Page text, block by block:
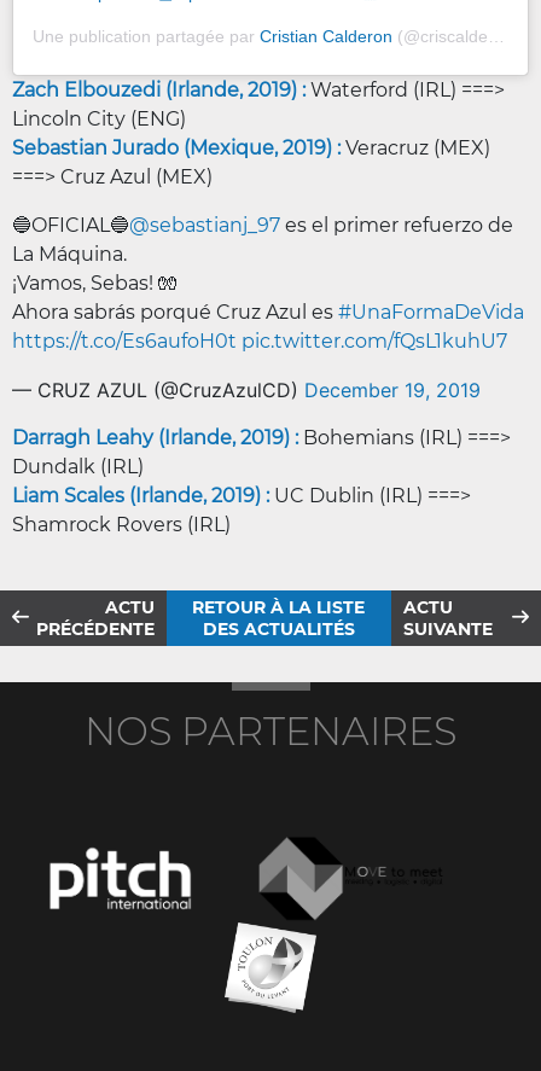
Une publication partagée par Cristian Calderon (@criscalderon26) le
Zach Elbouzedi (Irlande, 2019) : Waterford (IRL) ===>
Lincoln City (ENG)
Sebastian Jurado (Mexique, 2019) :Veracruz (MEX)
===> Cruz Azul (MEX)
🔵OFICIAL🔵@sebastianj_97 es el primer refuerzo de
La Máquina.
¡Vamos, Sebas! 🧤
Ahora sabrás porqué Cruz Azul es #UnaFormaDeVida
https://t.co/Es6aufoH0t pic.twitter.com/fQsL1kuhU7
— CRUZ AZUL (@CruzAzulCD) December 19, 2019
Darragh Leahy (Irlande, 2019) :Bohemians (IRL) ===>
Dundalk (IRL)
Liam Scales (Irlande, 2019) : UC Dublin (IRL) ===>
Shamrock Rovers (IRL)
ACTU
PRÉCÉDENTE
RETOUR À LA LISTE
DES ACTUALITÉS
ACTU
SUIVANTE
NOS PARTENAIRES